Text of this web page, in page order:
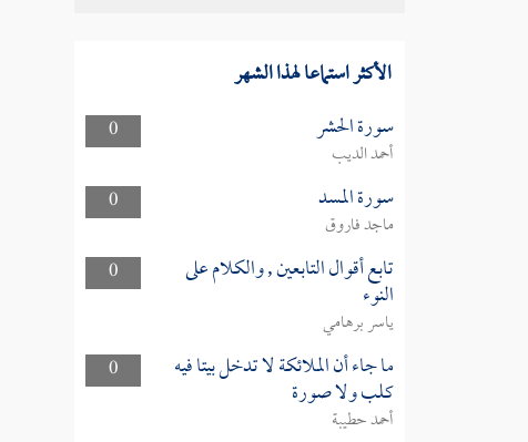
الأكثر استماعا لهذا الشهر
0 سورة الحشر
أحمد الديب
0
سورة المسد
ماجد فاروق
0
تابع أقوال التابعين , والكلام على
النوء
ياسر برهامي
0
ما جاء أن الملائكة لا تدخل بيتا فيه
كلب ولا صورة
أحمد حطيبة